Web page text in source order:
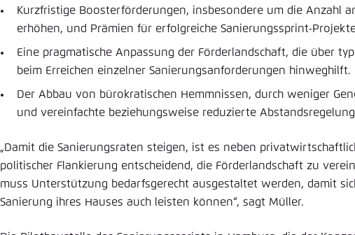
Kurzfristige Boosterförderungen, insbesondere um die Anzahl
erhöhen, und Prämien für erfolgreiche Sanierungssprint-
Eine pragmatische Anpassung der Förderlandschaft, die über
beim Erreichen einzelner Sanierungsanforderungen hinweghilft.
Der Abbau von bürokratischen Hemmnissen, durch weniger
und vereinfachte beziehungsweise reduzierte
„Damit die Sanierungsraten steigen, ist es neben
politischer Flankierung entscheidend, die Förderlandschaft zu
muss Unterstützung bedarfsgerecht ausgestaltet werden, damit
Sanierung ihres Hauses auch leisten können“, sagt Müller.